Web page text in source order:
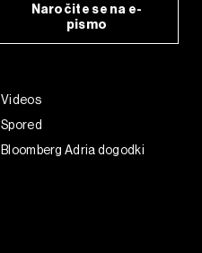
Naročite se na e-
pismo
Videos
Spored
Bloomberg Adria dogodki